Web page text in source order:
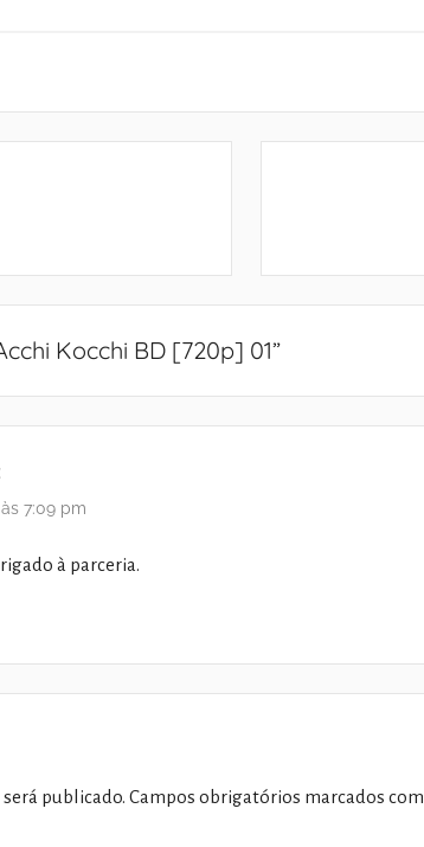
Kocchi BD [720p] 01”
7:09 pm
à parceria.
publicado. Campos obrigatórios marcados com